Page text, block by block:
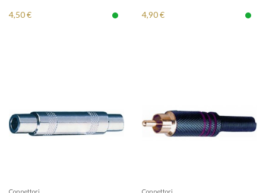
4,50 € 4,90 €